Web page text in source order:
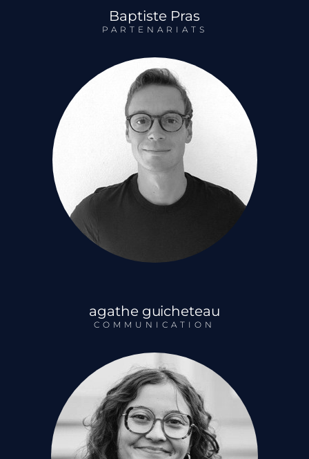
Baptiste Pras
PARTENARIATS
agathe guicheteau
COMMUNICATION